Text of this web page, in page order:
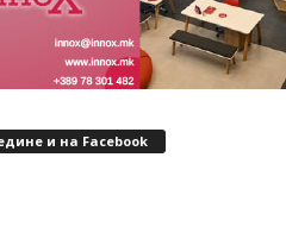
и на Facebook